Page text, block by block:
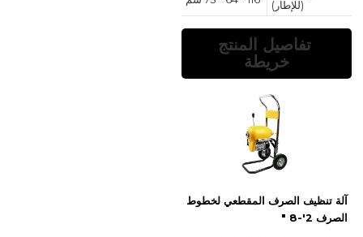
(للإطار)
خريطة
الصرف 2'-8 "